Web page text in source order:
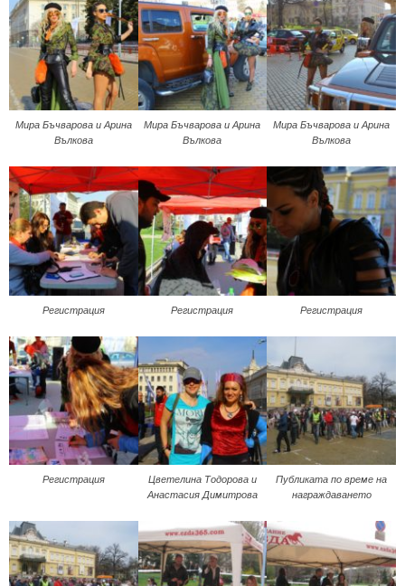
Мира Бъчварова и Арина
Вълкова
Мира Бъчварова и Арина
Вълкова
Мира Бъчварова и Арина
Вълкова
Регистрация Регистрация Регистрация
Регистрация
Цветелина Тодорова и
Анастасия Димитрова
Публиката по време на
награждаването